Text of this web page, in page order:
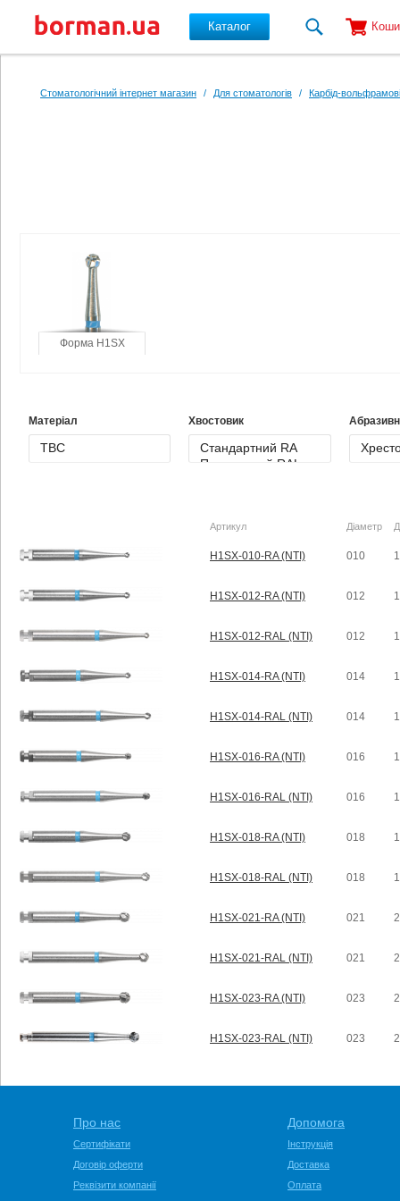
Каталог
Стоматологічний інтернет магазин / Для стоматологів / Карбід-
Форма H1SX
Матеріал Хвостовик
Артикул Діаметр
H1SX-010-RA (NTI) 010
H1SX-012-RA (NTI) 012
H1SX-012-RAL (NTI) 012
H1SX-014-RA (NTI) 014
H1SX-014-RAL (NTI) 014
H1SX-016-RA (NTI) 016
H1SX-016-RAL (NTI) 016
H1SX-018-RA (NTI) 018
H1SX-018-RAL (NTI) 018
H1SX-021-RA (NTI) 021
H1SX-021-RAL (NTI) 021
H1SX-023-RA (NTI) 023
H1SX-023-RAL (NTI) 023
Про нас
Сертифікати
Договір оферти
Реквізити компанії
Допомога
Інструкція
Доставка
Оплата